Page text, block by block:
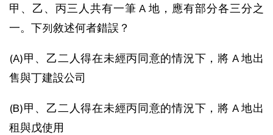
甲、乙、丙三人共有一筆 A 地，應有部分各三分之
一。下列敘述何者錯誤？
(A)甲、乙二人得在未經丙同意的情況下，將 A 地出
售與丁建設公司
(B)甲、乙二人得在未經丙同意的情況下，將 A 地出
租與戊使用